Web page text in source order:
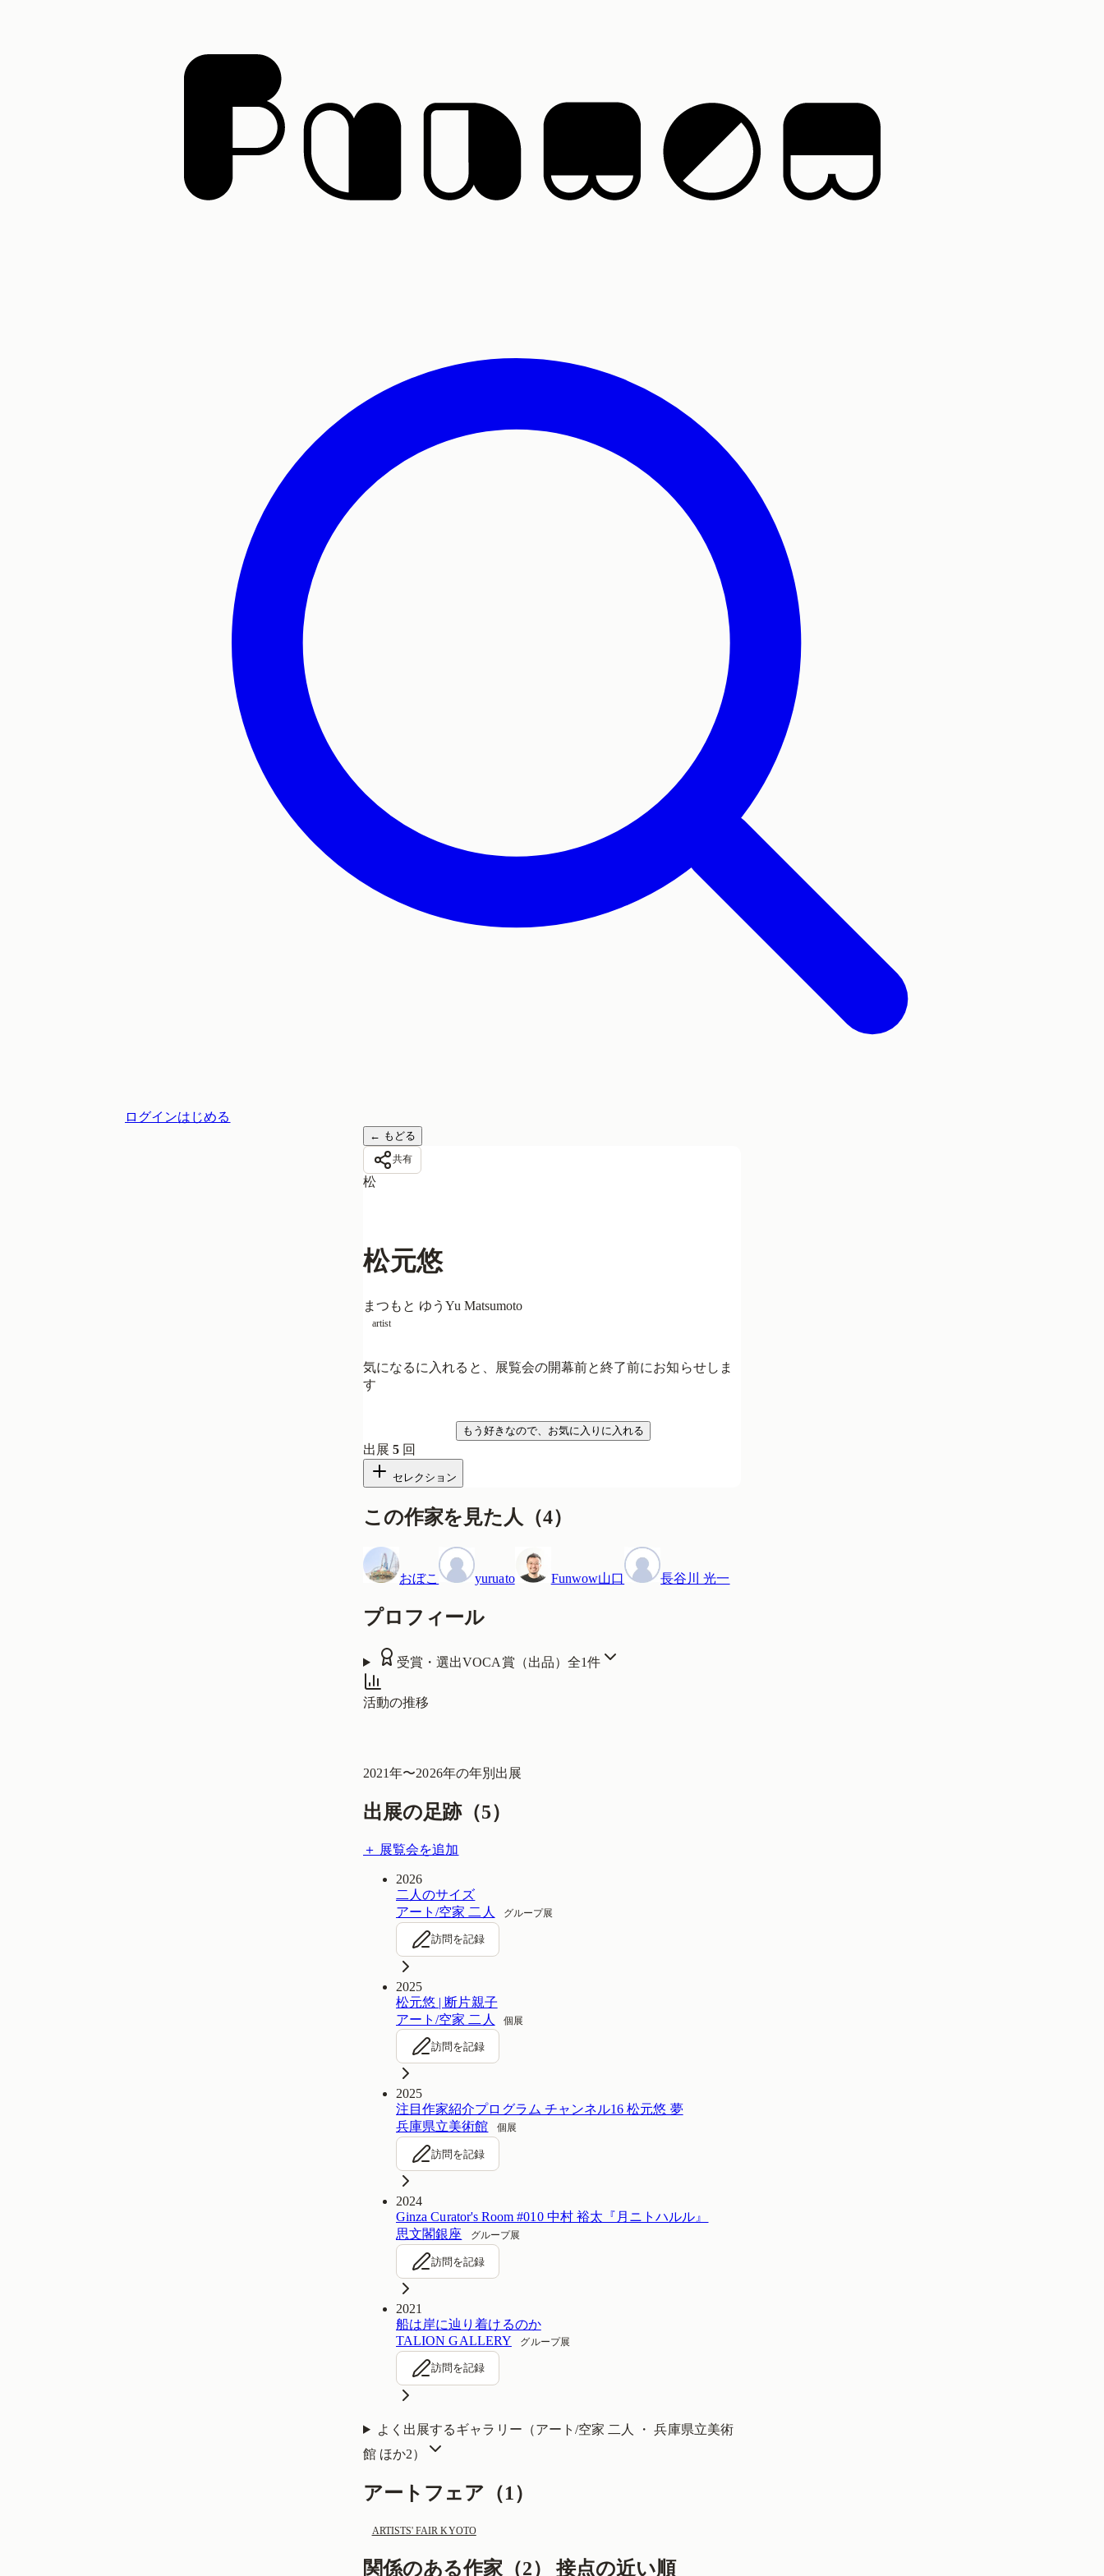
ログインはじめる
← もどる
共有
松
松元悠
まつもと ゆうYu Matsumoto
artist
気になるに入れると、展覧会の開幕前と終了前にお知らせしま
す
もう好きなので、お気に入りに入れる
出展5 回
セレクション
この作家を見た人 （4）
おぼこ yuruato Funwow山口 長谷川 光一
プロフィール
受賞・選出VOCA賞（出品） 全1件
活動の推移
2021年〜2026年の年別出展
出展の足跡（5）
＋ 展覧会を追加
2026
二人のサイズ
アート/空家 二人
グループ展
訪問を記録
2025
松元悠 | 断片親子
アート/空家 二人
個展
訪問を記録
2025
注目作家紹介プログラム チャンネル16 松元悠 夢
兵庫県立美術館
個展
訪問を記録
2024
Ginza Curator's Room #010 中村 裕太『月ニトハルル』
思文閣銀座
グループ展
訪問を記録
2021
船は岸に辿り着けるのか
TALION GALLERY
グループ展
訪問を記録
よく出展するギャラリー（アート/空家 二人 ・ 兵庫県立美術
館 ほか2）
アートフェア（1）
ARTISTS' FAIR KYOTO
関係のある作家（2） 接点の近い順